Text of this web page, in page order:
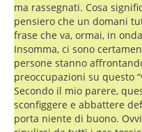
ma rassegnati. Cosa
pensiero che un domani
frase che va, ormai, in
Insomma, ci sono
persone stanno
preoccupazioni su questo
Secondo il mio parere,
sconfiggere e abbattere
porta niente di buono.